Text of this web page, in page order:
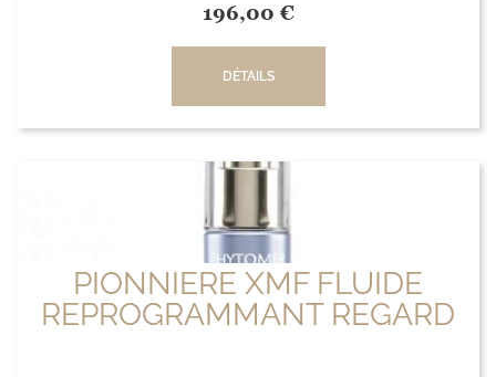
196,00 €
DÉTAILS
PIONNIERE XMF FLUIDE
REPROGRAMMANT REGARD